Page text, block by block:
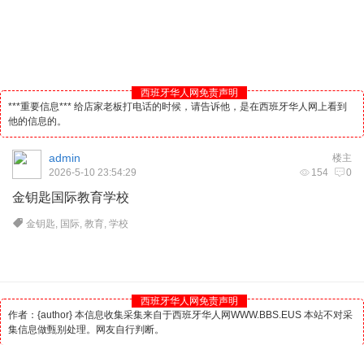
西班牙华人网免责声明
***重要信息*** 给店家老板打电话的时候，请告诉他，是在西班牙华人网上看到
他的信息的。
楼主
admin
154 0
2026-5-10 23:54:29
金钥匙国际教育学校
金钥匙, 国际,教育,学校
西班牙华人网免责声明
作者：{author} 本信息收集采集来自于西班牙华人网WWW.BBS.EUS 本站不对采
集信息做甄别处理。网友自行判断。